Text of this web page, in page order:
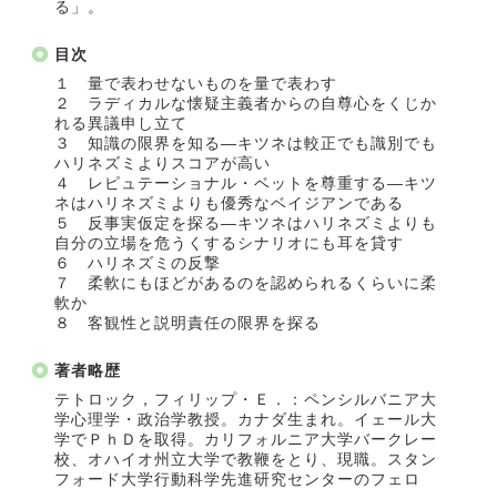
る」。
目次
１ 量で表わせないものを量で表わす
２ ラディカルな懐疑主義者からの自尊心をくじか
れる異議申し立て
３ 知識の限界を知る―キツネは較正でも識別でも
ハリネズミよりスコアが高い
４ レピュテーショナル・ベットを尊重する―キツ
ネはハリネズミよりも優秀なベイジアンである
５ 反事実仮定を探る―キツネはハリネズミよりも
自分の立場を危うくするシナリオにも耳を貸す
６ ハリネズミの反撃
７ 柔軟にもほどがあるのを認められるくらいに柔
軟か
８ 客観性と説明責任の限界を探る
著者略歴
テトロック，フィリップ・Ｅ．：ペンシルバニア大
学心理学・政治学教授。カナダ生まれ。イェール大
学でＰｈＤを取得。カリフォルニア大学バークレー
校、オハイオ州立大学で教鞭をとり、現職。スタン
フォード大学行動科学先進研究センターのフェロ